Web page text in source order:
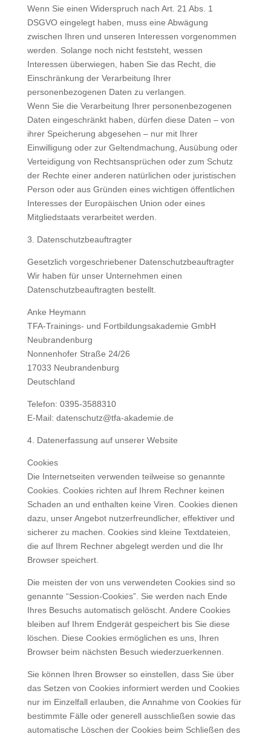
Wenn Sie einen Widerspruch nach Art. 21 Abs. 1
DSGVO eingelegt haben, muss eine Abwägung
zwischen Ihren und unseren Interessen vorgenommen
werden. Solange noch nicht feststeht, wessen
Interessen überwiegen, haben Sie das Recht, die
Einschränkung der Verarbeitung Ihrer
personenbezogenen Daten zu verlangen.
Wenn Sie die Verarbeitung Ihrer personenbezogenen
Daten eingeschränkt haben, dürfen diese Daten – von
ihrer Speicherung abgesehen – nur mit Ihrer
Einwilligung oder zur Geltendmachung, Ausübung oder
Verteidigung von Rechtsansprüchen oder zum Schutz
der Rechte einer anderen natürlichen oder juristischen
Person oder aus Gründen eines wichtigen öffentlichen
Interesses der Europäischen Union oder eines
Mitgliedstaats verarbeitet werden.
3. Datenschutzbeauftragter
Gesetzlich vorgeschriebener Datenschutzbeauftragter
Wir haben für unser Unternehmen einen
Datenschutzbeauftragten bestellt.
Anke Heymann
TFA-Trainings- und Fortbildungsakademie GmbH
Neubrandenburg
Nonnenhofer Straße 24/26
17033 Neubrandenburg
Deutschland
Telefon: 0395-3588310
E-Mail: datenschutz@tfa-akademie.de
4. Datenerfassung auf unserer Website
Cookies
Die Internetseiten verwenden teilweise so genannte
Cookies. Cookies richten auf Ihrem Rechner keinen
Schaden an und enthalten keine Viren. Cookies dienen
dazu, unser Angebot nutzerfreundlicher, effektiver und
sicherer zu machen. Cookies sind kleine Textdateien,
die auf Ihrem Rechner abgelegt werden und die Ihr
Browser speichert.
Die meisten der von uns verwendeten Cookies sind so
genannte “Session-Cookies”. Sie werden nach Ende
Ihres Besuchs automatisch gelöscht. Andere Cookies
bleiben auf Ihrem Endgerät gespeichert bis Sie diese
löschen. Diese Cookies ermöglichen es uns, Ihren
Browser beim nächsten Besuch wiederzuerkennen.
Sie können Ihren Browser so einstellen, dass Sie über
das Setzen von Cookies informiert werden und Cookies
nur im Einzelfall erlauben, die Annahme von Cookies für
bestimmte Fälle oder generell ausschließen sowie das
automatische Löschen der Cookies beim Schließen des